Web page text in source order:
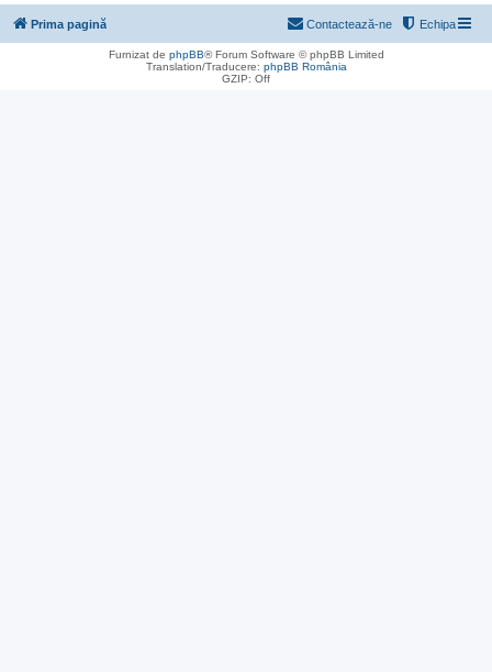
Prima pagină Echipa
Contactează-ne
Furnizat de phpBB® Forum Software © phpBB Limited
Translation/Traducere: phpBB România
GZIP: Off